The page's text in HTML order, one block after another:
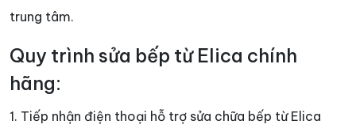
trung tâm.
Quy trình sửa bếp từ Elica chính
hãng:
1. Tiếp nhận điện thoại hỗ trợ sửa chữa bếp từ Elica